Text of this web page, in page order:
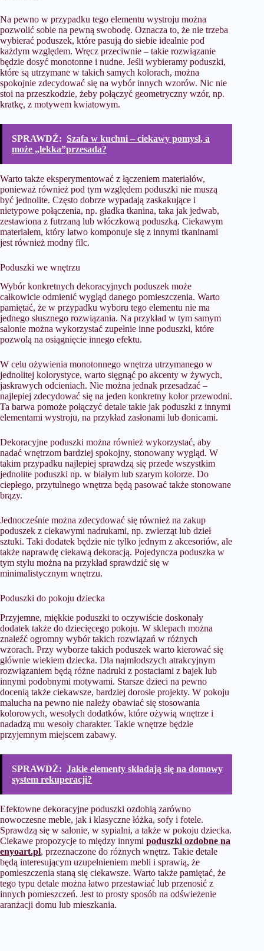
Na pewno w przypadku tego elementu wystroju można
pozwolić sobie na pewną swobodę. Oznacza to, że nie trzeba
wybierać poduszek, które pasują do siebie idealnie pod
każdym względem. Wręcz przeciwnie – takie rozwiązanie
będzie dosyć monotonne i nudne. Jeśli wybieramy poduszki,
które są utrzymane w takich samych kolorach, można
spokojnie zdecydować się na wybór innych wzorów. Nic nie
stoi na przeszkodzie, żeby połączyć geometryczny wzór, np.
kratkę, z motywem kwiatowym.
SPRAWDŹ: Szafa w kuchni – ciekawy pomysł, a
może „lekka”przesada?
Warto także eksperymentować z łączeniem materiałów,
ponieważ również pod tym względem poduszki nie muszą
być jednolite. Często dobrze wypadają zaskakujące i
nietypowe połączenia, np. gładka tkanina, taka jak jedwab,
zestawiona z futrzaną lub włóczkową poduszką. Ciekawym
materiałem, który łatwo komponuje się z innymi tkaninami
jest również modny filc.
Poduszki we wnętrzu
Wybór konkretnych dekoracyjnych poduszek może
całkowicie odmienić wygląd danego pomieszczenia. Warto
pamiętać, że w przypadku wyboru tego elementu nie ma
jednego słusznego rozwiązania. Na przykład w tym samym
salonie można wykorzystać zupełnie inne poduszki, które
pozwolą na osiągnięcie innego efektu.
W celu ożywienia monotonnego wnętrza utrzymanego w
jednolitej kolorystyce, warto sięgnąć po akcenty w żywych,
jaskrawych odcieniach. Nie można jednak przesadzać –
najlepiej zdecydować się na jeden konkretny kolor przewodni.
Ta barwa pomoże połączyć detale takie jak poduszki z innymi
elementami wystroju, na przykład zasłonami lub donicami.
Dekoracyjne poduszki można również wykorzystać, aby
nadać wnętrzom bardziej spokojny, stonowany wygląd. W
takim przypadku najlepiej sprawdzą się przede wszystkim
jednolite poduszki np. w białym lub szarym kolorze. Do
ciepłego, przytulnego wnętrza będą pasować także stonowane
brązy.
Jednocześnie można zdecydować się również na zakup
poduszek z ciekawymi nadrukami, np. zwierząt lub dzieł
sztuki. Taki dodatek będzie nie tylko jednym z akcesoriów, ale
także naprawdę ciekawą dekoracją. Pojedyncza poduszka w
tym stylu można na przykład sprawdzić się w
minimalistycznym wnętrzu.
Poduszki do pokoju dziecka
Przyjemne, miękkie poduszki to oczywiście doskonały
dodatek także do dziecięcego pokoju. W sklepach można
znaleźć ogromny wybór takich rozwiązań w różnych
wzorach. Przy wyborze takich poduszek warto kierować się
głównie wiekiem dziecka. Dla najmłodszych atrakcyjnym
rozwiązaniem będą różne nadruki z postaciami z bajek lub
innymi podobnymi motywami. Starsze dzieci na pewno
docenią także ciekawsze, bardziej dorosłe projekty. W pokoju
malucha na pewno nie należy obawiać się stosowania
kolorowych, wesołych dodatków, które ożywią wnętrze i
nadadzą mu wesoły charakter. Takie wnętrze będzie
przyjemnym miejscem zabawy.
SPRAWDŹ: Jakie elementy składają się na domowy
system rekuperacji?
Efektowne dekoracyjne poduszki ozdobią zarówno
nowoczesne meble, jak i klasyczne łóżka, sofy i fotele.
Sprawdzą się w salonie, w sypialni, a także w pokoju dziecka.
Ciekawe propozycje to między innymi poduszki ozdobne na
enyoart.pl, przeznaczone do różnych wnętrz. Takie detale
będą interesującym uzupełnieniem mebli i sprawią, że
pomieszczenia staną się ciekawsze. Warto także pamiętać, że
tego typu detale można łatwo przestawiać lub przenosić z
innych pomieszczeń. Jest to prosty sposób na odświeżenie
aranżacji domu lub mieszkania.